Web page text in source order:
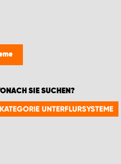
SIE SUCHEN?
UNTERFLURSYSTEME